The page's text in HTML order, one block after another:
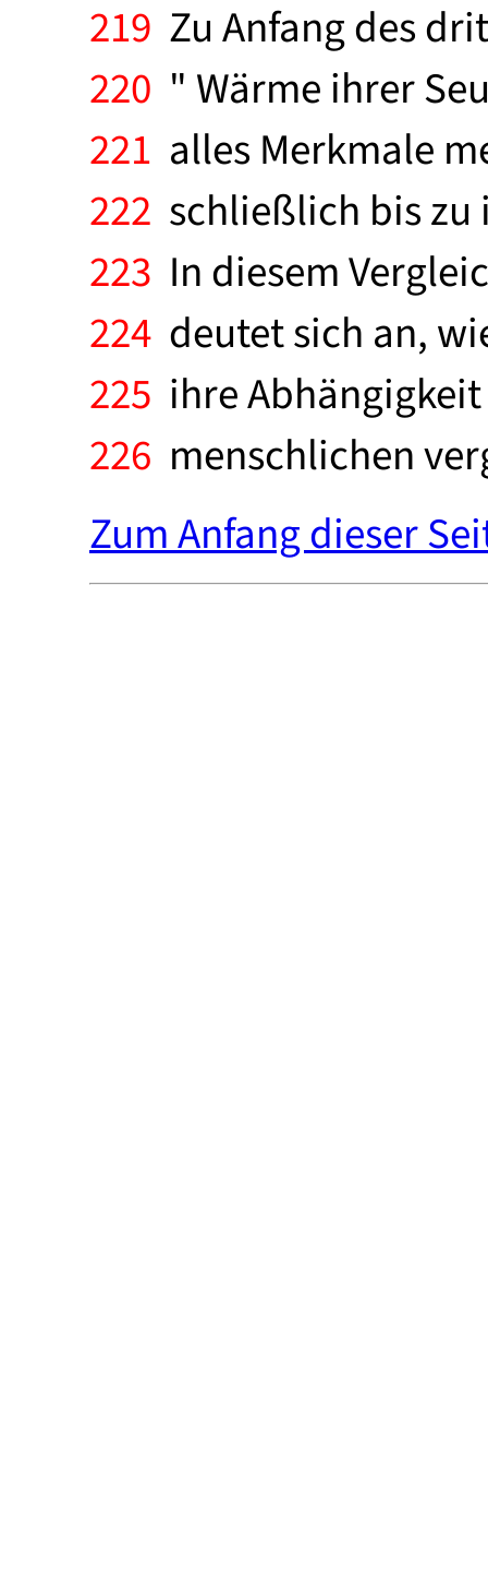
219 Zu Anfang des
220 " Wärme ihrer
221 alles Merkmale
222 schließlich bis zu
223 In diesem
224 deutet sich an,
225 ihre
226 menschlichen
Zum Anfang dieser